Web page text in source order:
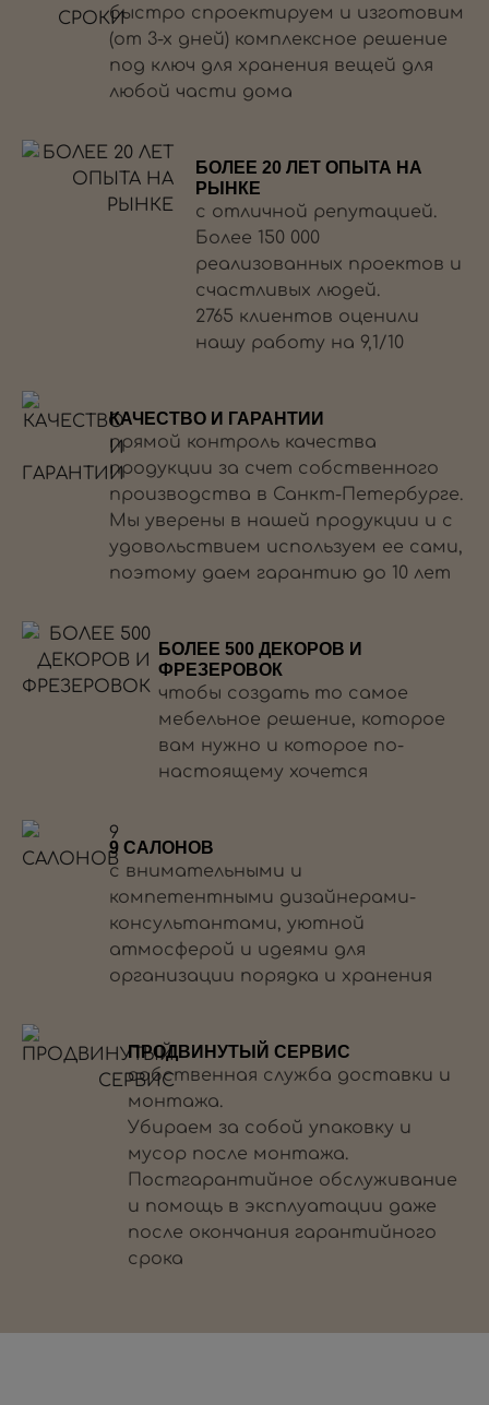
быстро спроектируем и изготовим
(от 3-х дней) комплексное решение
под ключ для хранения вещей для
любой части дома
БОЛЕЕ 20 ЛЕТ ОПЫТА НА
РЫНКЕ
с отличной репутацией.
Более 150 000
реализованных проектов и
счастливых людей.
2765 клиентов оценили
нашу работу на 9,1/10
КАЧЕСТВО И ГАРАНТИИ
прямой контроль качества
продукции за счет собственного
производства в Санкт-Петербурге.
Мы уверены в нашей продукции и с
удовольствием используем ее сами,
поэтому даем гарантию до 10 лет
БОЛЕЕ 500 ДЕКОРОВ И
ФРЕЗЕРОВОК
чтобы создать то самое
мебельное решение, которое
вам нужно и которое по-
настоящему хочется
9 САЛОНОВ
с внимательными и
компетентными дизайнерами-
консультантами, уютной
атмосферой и идеями для
организации порядка и хранения
ПРОДВИНУТЫЙ СЕРВИС
собственная служба доставки и
монтажа.
Убираем за собой упаковку и
мусор после монтажа.
Постгарантийное обслуживание
и помощь в эксплуатации даже
после окончания гарантийного
срока